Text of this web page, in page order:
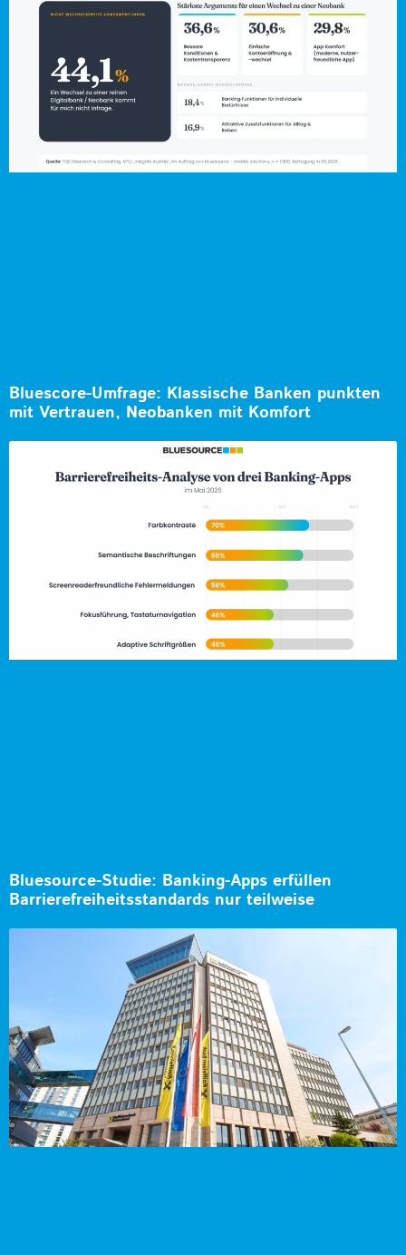
Bluescore-Umfrage: Klassische Banken punkten
mit Vertrauen, Neobanken mit Komfort
Bluesource-Studie: Banking-Apps erfüllen
Barrierefreiheitsstandards nur teilweise